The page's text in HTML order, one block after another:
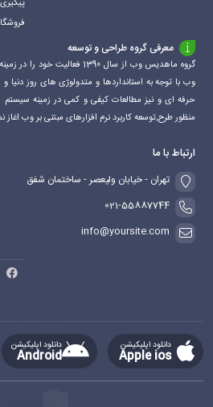
معرفی گروه طراحی و توسعه
گروه ماهدیس وب از سال 1390
وب با توجه به استانداردها و متدولوژی های روز دنیا
حرفه ای و نیز مطالعات کیفی و کمی در زمینه
منظور طرح,توسعه کاربرد نرم افزارهای مبتنی بر وب اغاز
ارتباط با ما
تهران - خیابان ولیعصر - ساختمان شفق
021-55887744
info@yoursite.com
دانلود اپلیکیشن
Apple ios
دانلود اپلیکیشن
Android